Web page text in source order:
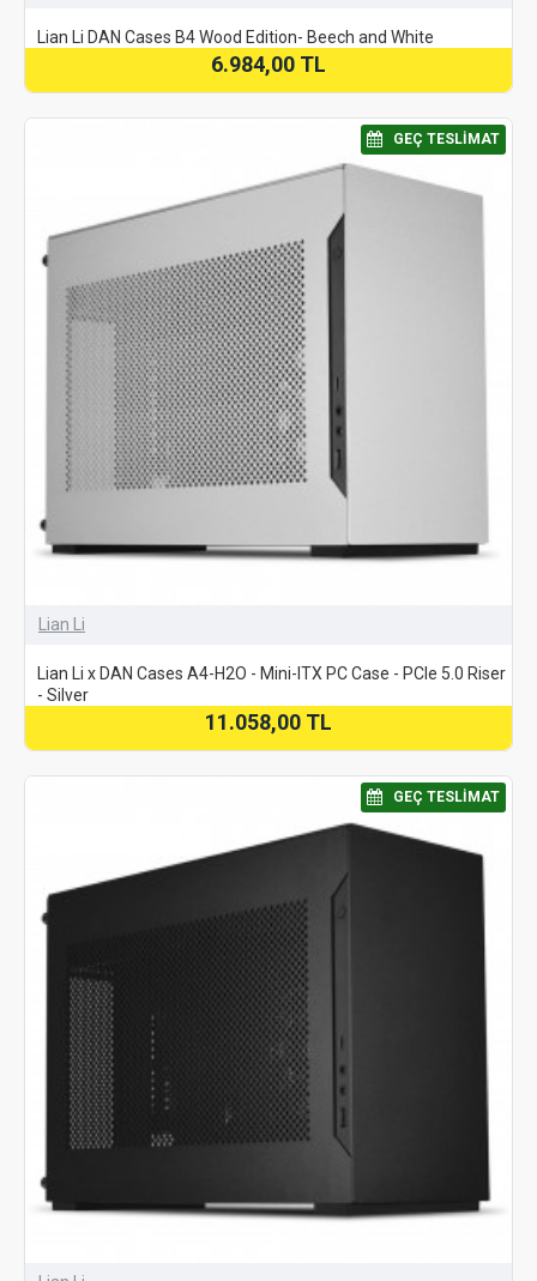
Lian Li DAN Cases B4 Wood Edition- Beech and White
6.984,00 TL
⠀GEÇ TESLIMAT
Lian Li
Lian Li x DAN Cases A4-H2O - Mini-ITX PC Case - PCIe 5.0 Riser
- Silver
11.058,00 TL
⠀GEÇ TESLIMAT